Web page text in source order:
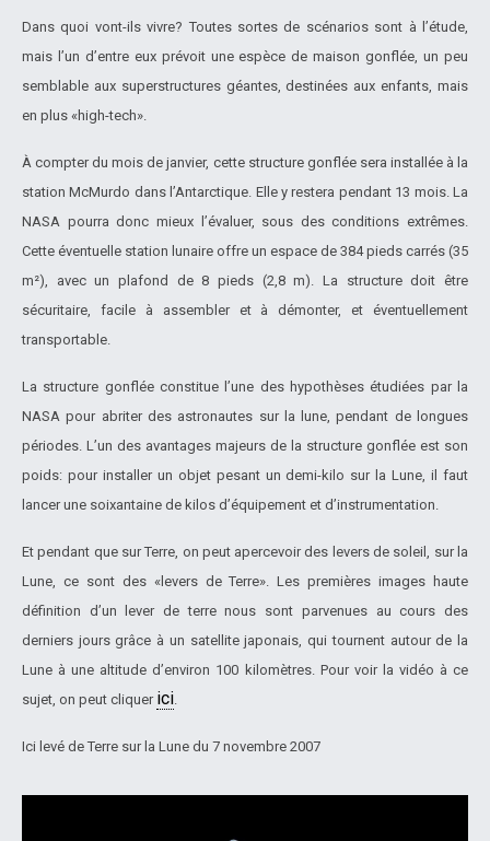
Dans quoi vont-ils vivre? Toutes sortes de scénarios sont à l’étude,
mais l’un d’entre eux prévoit une espèce de maison gonflée, un peu
semblable aux superstructures géantes, destinées aux enfants, mais
en plus «high-tech».
À compter du mois de janvier, cette structure gonflée sera installée à la
station McMurdo dans l’Antarctique. Elle y restera pendant 13 mois. La
NASA pourra donc mieux l’évaluer, sous des conditions extrêmes.
Cette éventuelle station lunaire offre un espace de 384 pieds carrés (35
m²), avec un plafond de 8 pieds (2,8 m). La structure doit être
sécuritaire, facile à assembler et à démonter, et éventuellement
transportable.
La structure gonflée constitue l’une des hypothèses étudiées par la
NASA pour abriter des astronautes sur la lune, pendant de longues
périodes. L’un des avantages majeurs de la structure gonflée est son
poids: pour installer un objet pesant un demi-kilo sur la Lune, il faut
lancer une soixantaine de kilos d’équipement et d’instrumentation.
Et pendant que sur Terre, on peut apercevoir des levers de soleil, sur la
Lune, ce sont des «levers de Terre». Les premières images haute
définition d’un lever de terre nous sont parvenues au cours des
derniers jours grâce à un satellite japonais, qui tournent autour de la
Lune à une altitude d’environ 100 kilomètres. Pour voir la vidéo à ce
sujet, on peut cliquer ici.
Ici levé de Terre sur la Lune du 7 novembre 2007